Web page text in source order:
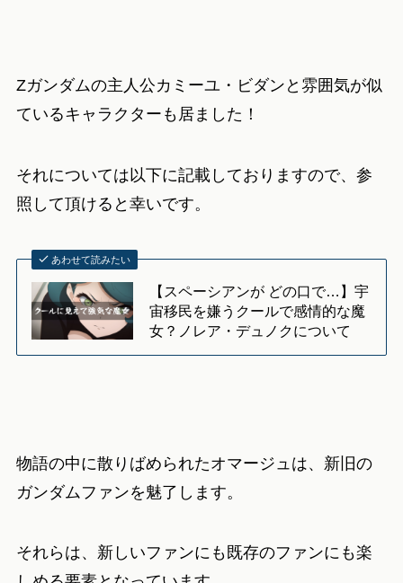
Zガンダムの主人公カミーユ・ビダンと雰囲気が似
ているキャラクターも居ました！
それについては以下に記載しておりますので、参
照して頂けると幸いです。
あわせて読みたい
【スペーシアンが どの口で…】宇
宙移民を嫌うクールで感情的な魔
女？ノレア・デュノクについて
物語の中に散りばめられたオマージュは、新旧の
ガンダムファンを魅了します。
それらは、新しいファンにも既存のファンにも楽